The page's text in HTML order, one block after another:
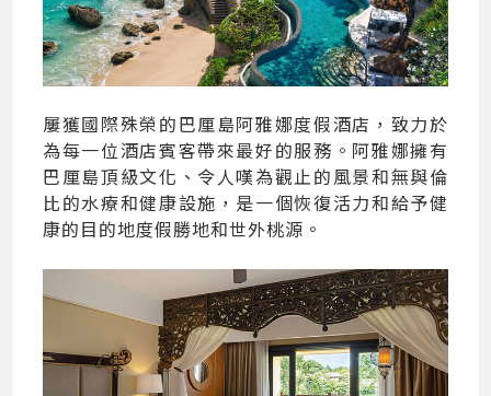
屢獲國際殊榮的巴厘島阿雅娜度假酒店，致力於
為每一位酒店賓客帶來最好的服務。阿雅娜擁有
巴厘島頂級文化、令人嘆為觀止的風景和無與倫
比的水療和健康設施，是一個恢復活力和給予健
康的目的地度假勝地和世外桃源。